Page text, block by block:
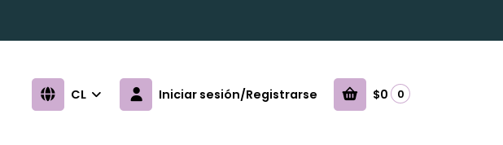
CL Iniciar sesión/Registrarse $0 0